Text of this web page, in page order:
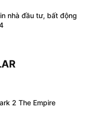
nhà đầu tư, bất động
2 The Empire